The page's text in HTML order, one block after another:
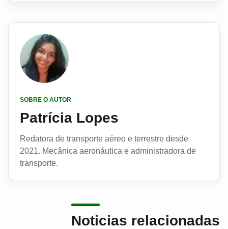
SOBRE O AUTOR
Patrícia Lopes
Redatora de transporte aéreo e terrestre desde
2021. Mecânica aeronáutica e administradora de
transporte.
Noticias relacionadas